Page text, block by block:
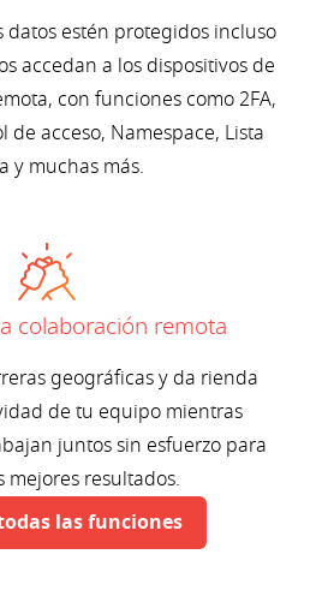
datos estén protegidos incluso
accedan a los dispositivos de
con funciones como 2FA,
de acceso, Namespace, Lista
y muchas más.
colaboración remota
geográficas y da rienda
de tu equipo mientras
juntos sin esfuerzo para
mejores resultados.
las funciones